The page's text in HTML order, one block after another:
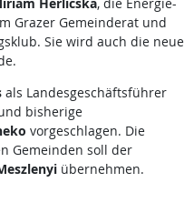
Grazer Gemeinderat und
Sie wird auch die neue
als Landesgeschäftsführer
bisherige
vorgeschlagen. Die
Gemeinden soll der
übernehmen.